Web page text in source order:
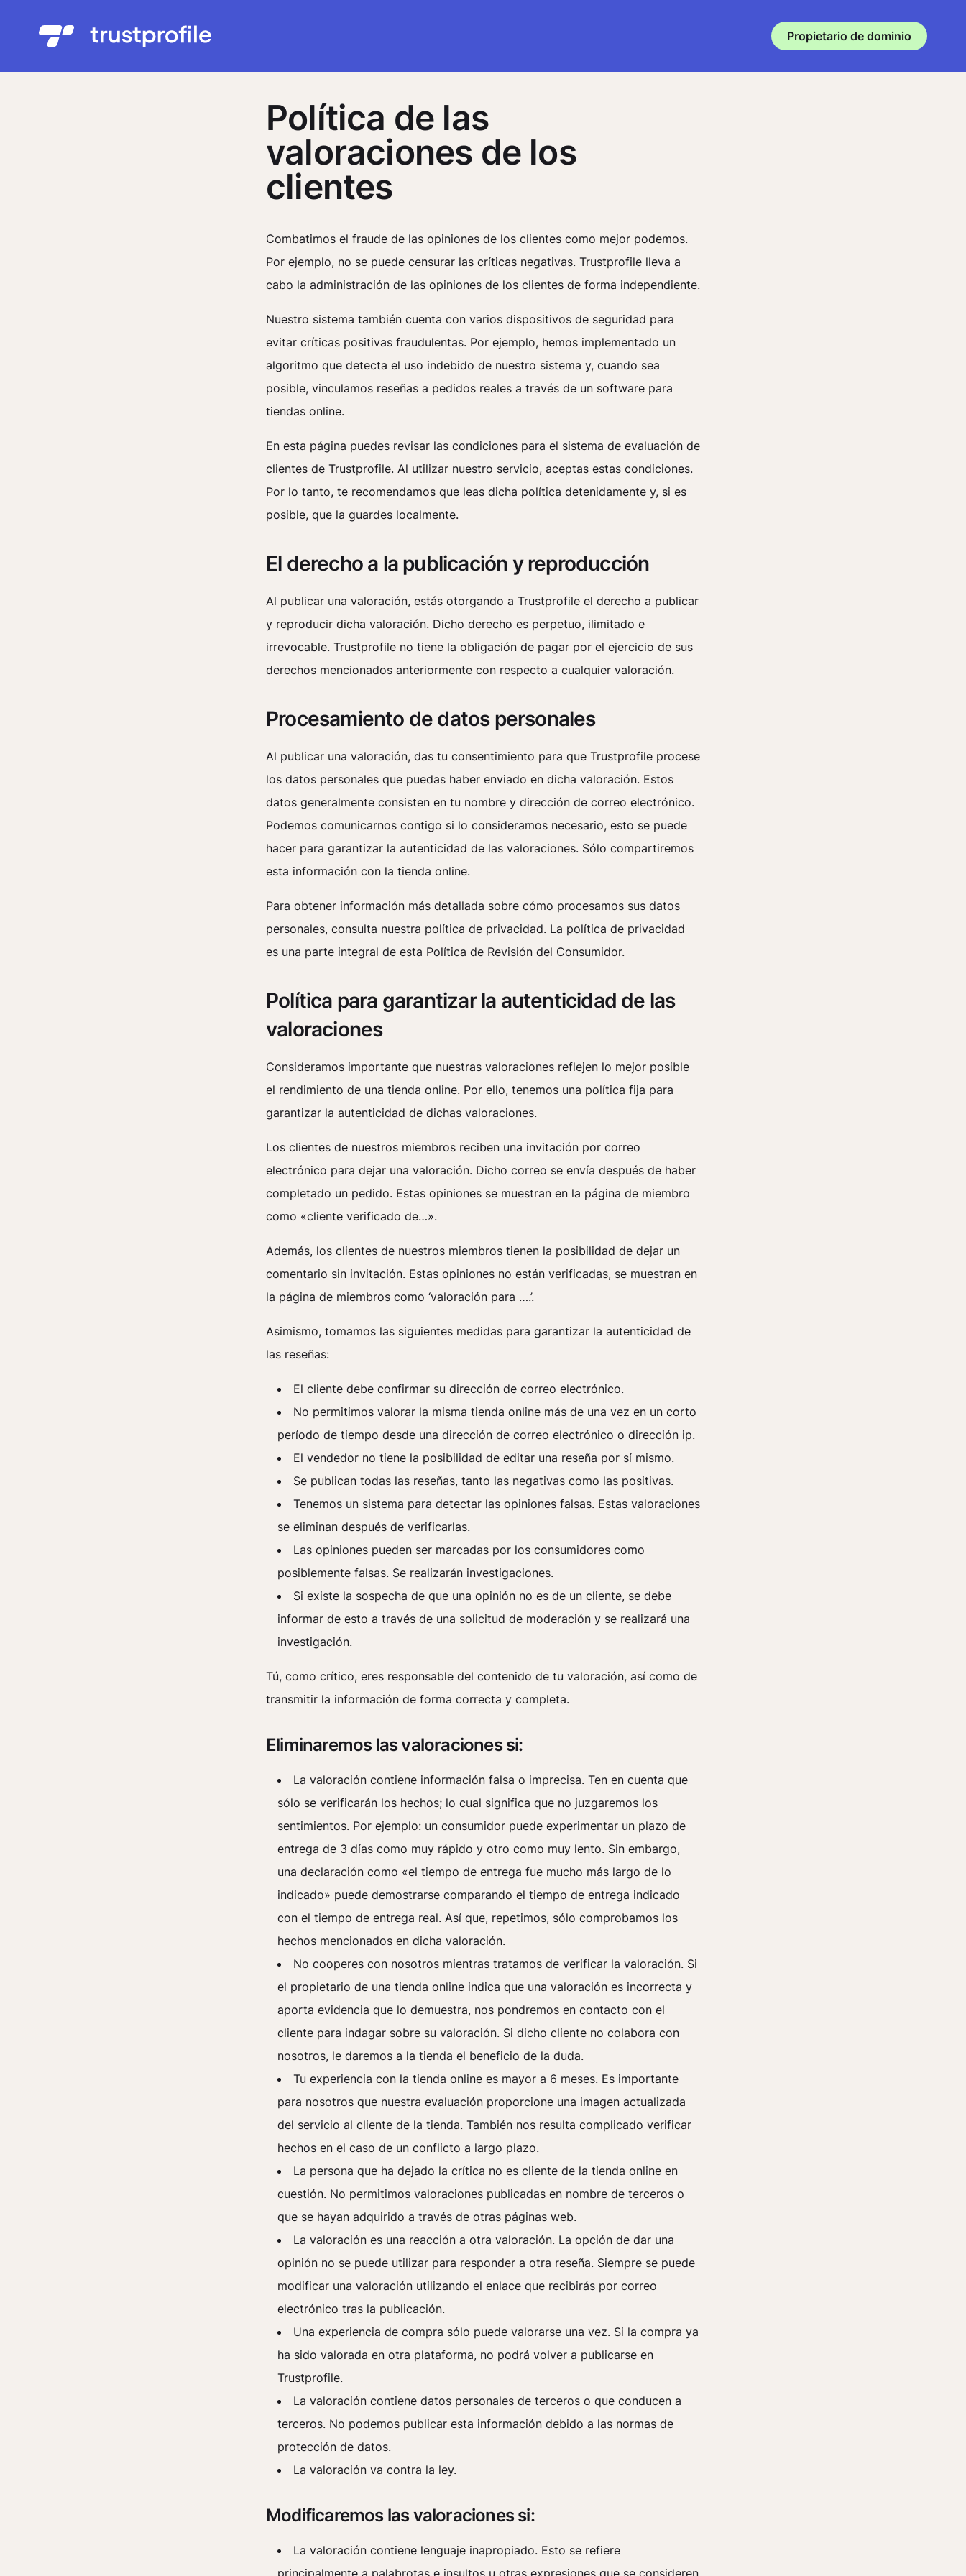
Propietario de dominio
Política de las
valoraciones de los
clientes
Combatimos el fraude de las opiniones de los clientes como mejor podemos.
Por ejemplo, no se puede censurar las críticas negativas. Trustprofile lleva a
cabo la administración de las opiniones de los clientes de forma independiente.
Nuestro sistema también cuenta con varios dispositivos de seguridad para
evitar críticas positivas fraudulentas. Por ejemplo, hemos implementado un
algoritmo que detecta el uso indebido de nuestro sistema y, cuando sea
posible, vinculamos reseñas a pedidos reales a través de un software para
tiendas online.
En esta página puedes revisar las condiciones para el sistema de evaluación de
clientes de Trustprofile. Al utilizar nuestro servicio, aceptas estas condiciones.
Por lo tanto, te recomendamos que leas dicha política detenidamente y, si es
posible, que la guardes localmente.
El derecho a la publicación y reproducción
Al publicar una valoración, estás otorgando a Trustprofile el derecho a publicar
y reproducir dicha valoración. Dicho derecho es perpetuo, ilimitado e
irrevocable. Trustprofile no tiene la obligación de pagar por el ejercicio de sus
derechos mencionados anteriormente con respecto a cualquier valoración.
Procesamiento de datos personales
Al publicar una valoración, das tu consentimiento para que Trustprofile procese
los datos personales que puedas haber enviado en dicha valoración. Estos
datos generalmente consisten en tu nombre y dirección de correo electrónico.
Podemos comunicarnos contigo si lo consideramos necesario, esto se puede
hacer para garantizar la autenticidad de las valoraciones. Sólo compartiremos
esta información con la tienda online.
Para obtener información más detallada sobre cómo procesamos sus datos
personales, consulta nuestra política de privacidad. La política de privacidad
es una parte integral de esta Política de Revisión del Consumidor.
Política para garantizar la autenticidad de las
valoraciones
Consideramos importante que nuestras valoraciones reflejen lo mejor posible
el rendimiento de una tienda online. Por ello, tenemos una política fija para
garantizar la autenticidad de dichas valoraciones.
Los clientes de nuestros miembros reciben una invitación por correo
electrónico para dejar una valoración. Dicho correo se envía después de haber
completado un pedido. Estas opiniones se muestran en la página de miembro
como «cliente verificado de…».
Además, los clientes de nuestros miembros tienen la posibilidad de dejar un
comentario sin invitación. Estas opiniones no están verificadas, se muestran en
la página de miembros como ‘valoración para ….’.
Asimismo, tomamos las siguientes medidas para garantizar la autenticidad de
las reseñas:
El cliente debe confirmar su dirección de correo electrónico.
No permitimos valorar la misma tienda online más de una vez en un corto
período de tiempo desde una dirección de correo electrónico o dirección ip.
El vendedor no tiene la posibilidad de editar una reseña por sí mismo.
Se publican todas las reseñas, tanto las negativas como las positivas.
Tenemos un sistema para detectar las opiniones falsas. Estas valoraciones
se eliminan después de verificarlas.
Las opiniones pueden ser marcadas por los consumidores como
posiblemente falsas. Se realizarán investigaciones.
Si existe la sospecha de que una opinión no es de un cliente, se debe
informar de esto a través de una solicitud de moderación y se realizará una
investigación.
Tú, como crítico, eres responsable del contenido de tu valoración, así como de
transmitir la información de forma correcta y completa.
Eliminaremos las valoraciones si:
La valoración contiene información falsa o imprecisa. Ten en cuenta que
sólo se verificarán los hechos; lo cual significa que no juzgaremos los
sentimientos. Por ejemplo: un consumidor puede experimentar un plazo de
entrega de 3 días como muy rápido y otro como muy lento. Sin embargo,
una declaración como «el tiempo de entrega fue mucho más largo de lo
indicado» puede demostrarse comparando el tiempo de entrega indicado
con el tiempo de entrega real. Así que, repetimos, sólo comprobamos los
hechos mencionados en dicha valoración.
No cooperes con nosotros mientras tratamos de verificar la valoración. Si
el propietario de una tienda online indica que una valoración es incorrecta y
aporta evidencia que lo demuestra, nos pondremos en contacto con el
cliente para indagar sobre su valoración. Si dicho cliente no colabora con
nosotros, le daremos a la tienda el beneficio de la duda.
Tu experiencia con la tienda online es mayor a 6 meses. Es importante
para nosotros que nuestra evaluación proporcione una imagen actualizada
del servicio al cliente de la tienda. También nos resulta complicado verificar
hechos en el caso de un conflicto a largo plazo.
La persona que ha dejado la crítica no es cliente de la tienda online en
cuestión. No permitimos valoraciones publicadas en nombre de terceros o
que se hayan adquirido a través de otras páginas web.
La valoración es una reacción a otra valoración. La opción de dar una
opinión no se puede utilizar para responder a otra reseña. Siempre se puede
modificar una valoración utilizando el enlace que recibirás por correo
electrónico tras la publicación.
Una experiencia de compra sólo puede valorarse una vez. Si la compra ya
ha sido valorada en otra plataforma, no podrá volver a publicarse en
Trustprofile.
La valoración contiene datos personales de terceros o que conducen a
terceros. No podemos publicar esta información debido a las normas de
protección de datos.
La valoración va contra la ley.
Modificaremos las valoraciones si:
La valoración contiene lenguaje inapropiado. Esto se refiere
principalmente a palabrotas e insultos u otras expresiones que se consideren